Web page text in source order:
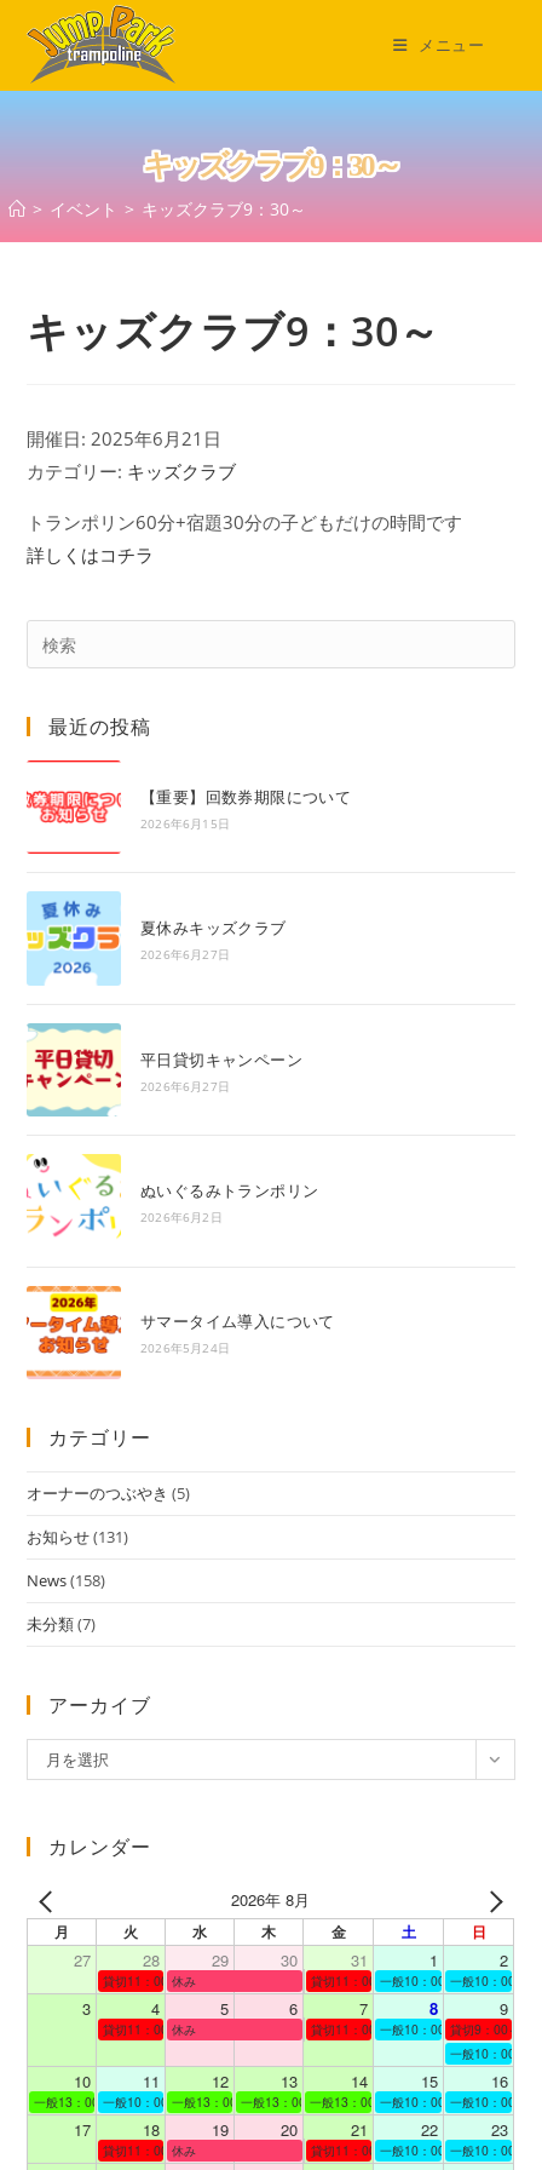
ス
メニュー
キッズクラブ9：30～
> イベント > キッズクラブ9：30～
キッズクラブ9：30～
開催日: 2025年6月21日
カテゴリー: キッズクラブ
トランポリン60分+宿題30分の子どもだけの時間です
詳しくはコチラ
最近の投稿
【重要】回数券期限について
2026年6月15日
夏休みキッズクラブ
2026年6月27日
平日貸切キャンペーン
2026年6月27日
ぬいぐるみトランポリン
2026年6月2日
サマータイム導入について
2026年5月24日
カテゴリー
オーナーのつぶやき (5)
お知らせ(131)
News(158)
未分類(7)
アーカイブ
ー
イ
月を選択
カレンダー
2026年 8月
月 火 水 木 金 土 日
27 28 29 30 31 1 2
貸切11：00～12：00
休み 貸切11：00～12：00一般10：00～19：00
一般10：00～
3 4 5 6 7 8 9
貸切11：00～12：00
休み 貸切11：00～12：00一般10：00～19：00
貸切9：00～10
一般10：00～
10 11 12 13 14 15 16
一般13：00～19：00一般10：00～19：00一般13：00～19：00一般13：00～19：00一般13：00～19：00一般10：00～19：00
一般10：00～
17 18 19 20 21 22 23
貸切11：00～12：00
休み 貸切11：00～13：00一般10：00～19：00
一般10：00～